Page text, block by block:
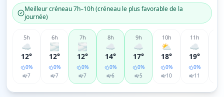
Meilleur créneau7h–10h(créneau le plus favorable de la
journée)
5h
☁️
12°
0%
7
6h
🌫️
12°
0%
7
7h
🌫️
12°
0%
7
8h
☁️
14°
0%
6
9h
☁️
17°
0%
5
10h
⛅
18°
0%
10
11 h
☁️
19°
0%
11